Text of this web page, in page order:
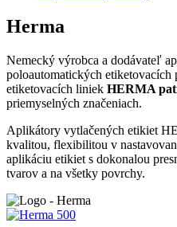
Herma
Nemecký výrobca a dodávateľ
poloautomatických etiketovacích
etiketovacích liniek HERMA
priemyselných značeniach.
Aplikátory vytlačených etikiet
kvalitou, flexibilitou v
aplikáciu etikiet s dokonalou
tvarov a na všetky povrchy.